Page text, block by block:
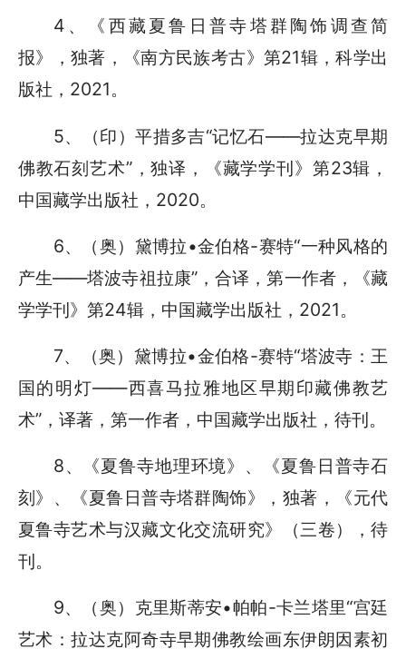
4、《西藏夏鲁日普寺塔群陶饰调查简
报》，独著，《南方民族考古》第21辑，科学出
版社，2021。
5、（印）平措多吉“记忆石——拉达克早期
佛教石刻艺术”，独译，《藏学学刊》第23辑，
中国藏学出版社， 2020。
6、 （奥）黛博拉•金伯格-赛特“一种风格的
产生——塔波寺祖拉康”，合译，第一作者，《藏
学学刊》第24辑，中国藏学出版社， 2021。
7、 （奥）黛博拉•金伯格-赛特“塔波寺：王
国的明灯——西喜马拉雅地区早期印藏佛教艺
术”，译著，第一作者，中国藏学出版社，待刊。
8、
《夏鲁寺地理环境》、《夏鲁日普寺石
刻》、《夏鲁日普寺塔群陶饰》，独著，《元代
夏鲁寺艺术与汉藏文化交流研究》（三卷），待
刊。
9、 （奥）克里斯蒂安•帕帕-卡兰塔里“宫廷
艺术：拉达克阿奇寺早期佛教绘画东伊朗因素初